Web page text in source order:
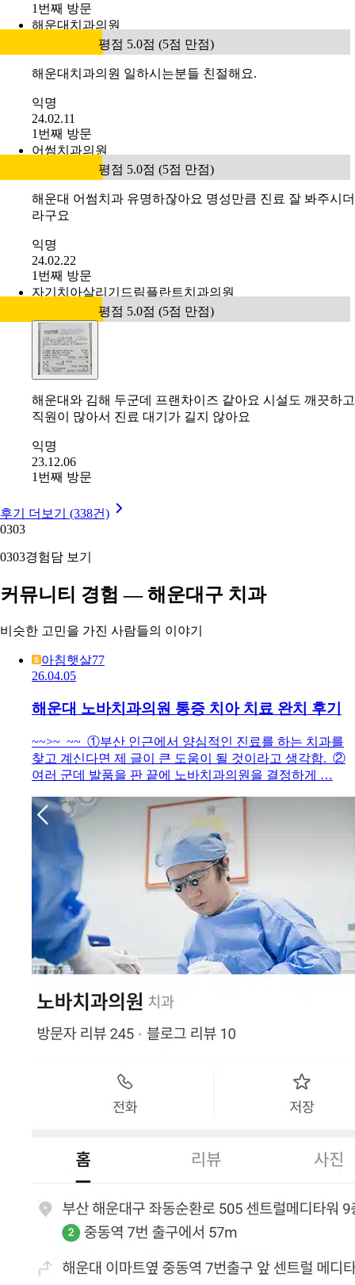
1번째 방문
해운대치과의원
평점 5.0점 (5점 만점)
해운대치과의원 일하시는분들 친절해요.
익명
24.02.11
1번째 방문
어썸치과의원
평점 5.0점 (5점 만점)
해운대 어썸치과 유명하잖아요 명성만큼 진료 잘 봐주시더
라구요
익명
24.02.22
1번째 방문
자기치아살리기드림플란트치과의원
평점 5.0점 (5점 만점)
해운대와 김해 두군데 프랜차이즈 같아요 시설도 깨끗하고
직원이 많아서 진료 대기가 길지 않아요
익명
23.12.06
1번째 방문
후기 더보기 (338건)
0303
0303경험담 보기
커뮤니티 경험 — 해운대구 치과
비슷한 고민을 가진 사람들의 이야기
아침햇살77
26.04.05
해운대 노바치과의원 통증 치아 치료 완치 후기
~~>~ ~~ ①부산 인근에서 양심적인 진료를 하는 치과를
찾고 계신다면 제 글이 큰 도움이 될 것이라고 생각함. ②
여러 군데 발품을 판 끝에 노바치과의원을 결정하게 …